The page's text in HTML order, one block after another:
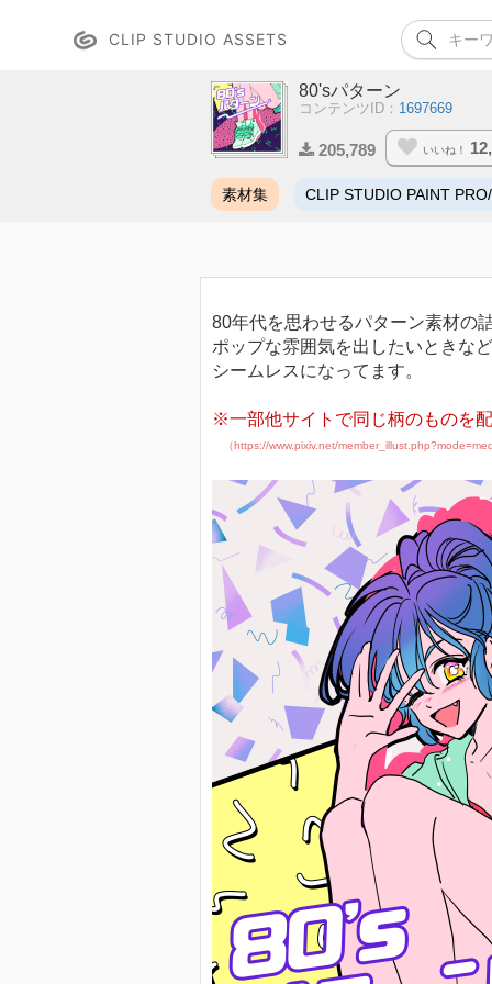
CLIP STUDIO ASSETS
80'sパターン
コンテンツID： 1697669
205,789 いいね！
素材集 CLIP STUDIO PAINT
80年代を思わせるパターン素材の
ポップな雰囲気を出したいときな
シームレスになってます。
※一部他サイトで同じ柄のものを
（https://www.pixiv.net/